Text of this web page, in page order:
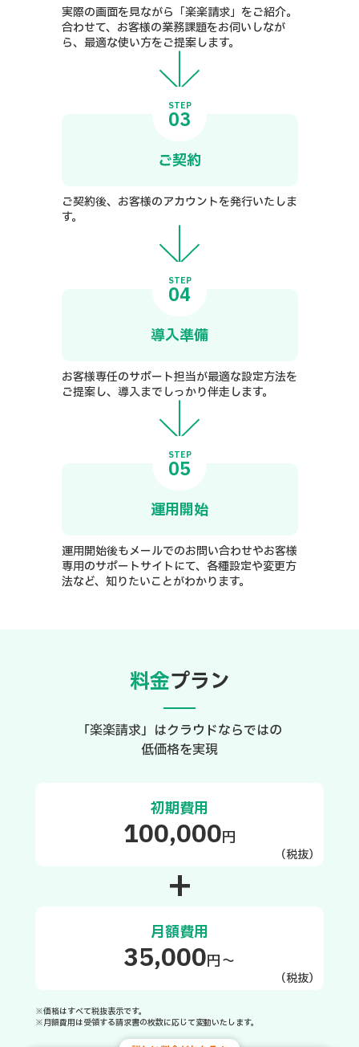
実際の画面を見ながら「楽楽請求」をご紹介。
合わせて、お客様の業務課題をお伺いしなが
ら、最適な使い方をご提案します。
STEP
03
ご契約
ご契約後、お客様のアカウントを発行いたしま
す。
STEP
04
導入準備
お客様専任のサポート担当が最適な設定方法を
ご提案し、導入までしっかり伴走します。
STEP
05
運用開始
運用開始後もメールでのお問い合わせやお客様
専用のサポートサイトにて、各種設定や変更方
法など、知りたいことがわかります。
料金プラン
「楽楽請求」はクラウドならではの
低価格を実現
初期費用
100,000円
（税抜）
+
月額費用
35,000円～
（税抜）
※価格はすべて税抜表示です。
※月額費用は受領する請求書の枚数に応じて変動いたします。